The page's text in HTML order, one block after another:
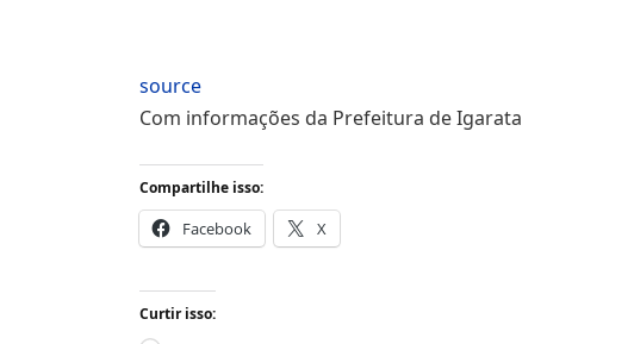
source
Com informações da Prefeitura de Igarata
Compartilhe isso:
Facebook X
Curtir isso: